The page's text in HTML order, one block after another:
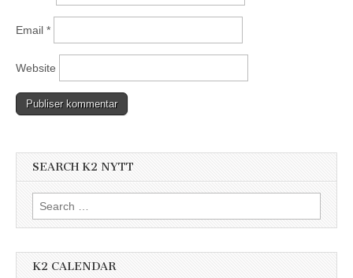
Email *
Website
SEARCH K2 NYTT
Search
for:
K2 CALENDAR